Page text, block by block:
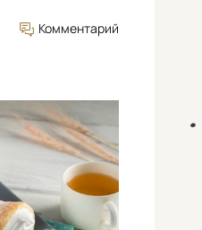
Комментарий